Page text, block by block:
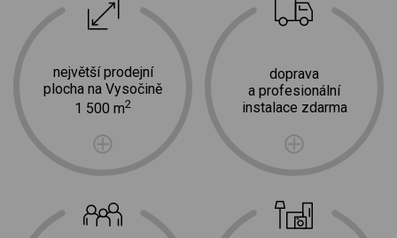
největší prodejní
plocha na Vysočině
1 500 m2
doprava
a profesionální
instalace zdarma